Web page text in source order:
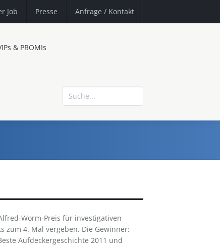
Job Presse Anfrage / Kontakt
& PROMIs
Worm-Preis für investigativen
zum 4. Mal vergeben. Die Gewinner:
Aufdeckergeschichte 2011 und